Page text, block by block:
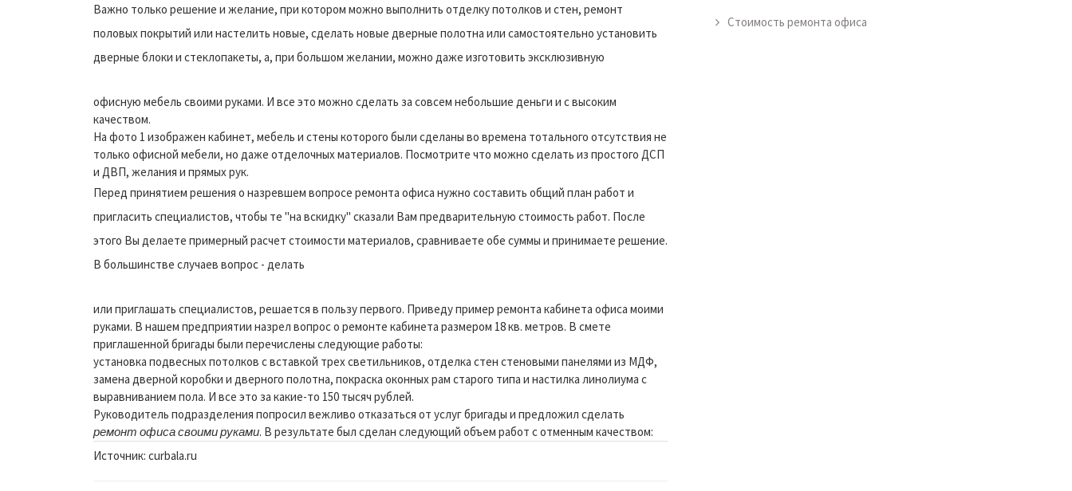
Важно только решение и желание, при котором можно выполнить отделку потолков и стен, ремонт
половых покрытий или настелить новые, сделать новые дверные полотна или самостоятельно установить
дверные блоки и стеклопакеты, а, при большом желании, можно даже изготовить эксклюзивную
офисную мебель своими руками. И все это можно сделать за совсем небольшие деньги и с высоким
качеством.
На фото 1 изображен кабинет, мебель и стены которого были сделаны во времена тотального отсутствия не
только офисной мебели, но даже отделочных материалов. Посмотрите что можно сделать из простого ДСП
и ДВП, желания и прямых рук.
Перед принятием решения о назревшем вопросе ремонта офиса нужно составить общий план работ и
пригласить специалистов, чтобы те "на вскидку" сказали Вам предварительную стоимость работ. После
этого Вы делаете примерный расчет стоимости материалов, сравниваете обе суммы и принимаете решение.
В большинстве случаев вопрос - делать
или приглашать специалистов, решается в пользу первого. Приведу пример ремонта кабинета офиса моими
руками. В нашем предприятии назрел вопрос о ремонте кабинета размером 18 кв. метров. В смете
приглашенной бригады были перечислены следующие работы:
установка подвесных потолков с вставкой трех светильников, отделка стен стеновыми панелями из МДФ,
замена дверной коробки и дверного полотна, покраска оконных рам старого типа и настилка линолиума с
выравниванием пола. И все это за какие-то 150 тысяч рублей.
Руководитель подразделения попросил вежливо отказаться от услуг бригады и предложил сделать
ремонт офиса своими руками. В результате был сделан следующий объем работ с отменным качеством:
Источник: curbala.ru
Стоимость ремонта офиса